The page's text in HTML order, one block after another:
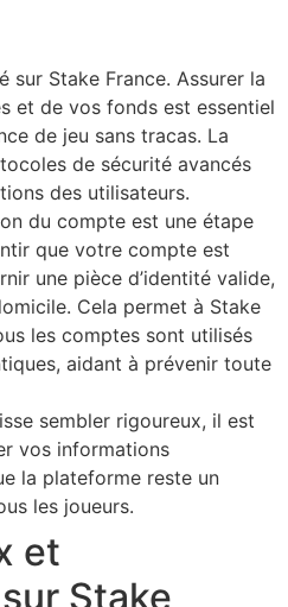
sur Stake France. Assurer la
et de vos fonds est essentiel
de jeu sans tracas. La
de sécurité avancés
des utilisateurs.
du compte est une étape
que votre compte est
une pièce d’identité valide,
Cela permet à Stake
les comptes sont utilisés
aidant à prévenir toute
sembler rigoureux, il est
vos informations
la plateforme reste un
les joueurs.
et
Stake